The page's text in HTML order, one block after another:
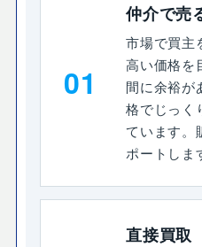
01
仲介で売
市場で買主
高い価格を
間に余裕が
格でじっく
ています。
ポートしま
直接買取